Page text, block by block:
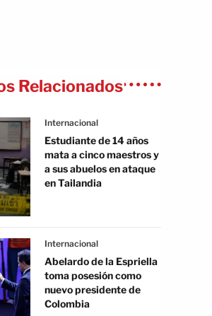
Relacionados
Internacional
Estudiante de 14 años
mata a cinco maestros y
a sus abuelos en ataque
en Tailandia
Internacional
Abelardo de la Espriella
toma posesión como
nuevo presidente de
Colombia